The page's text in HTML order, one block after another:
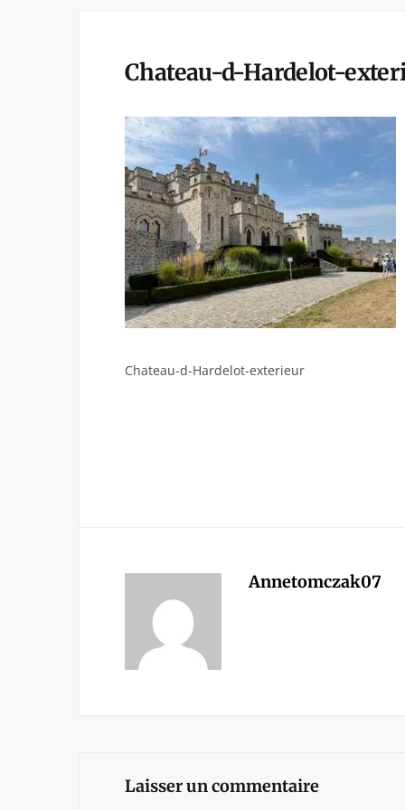
Chateau-d-Hardelot-
Chateau-d-Hardelot-exterieur
Annetomczak07
Laisser un commentaire